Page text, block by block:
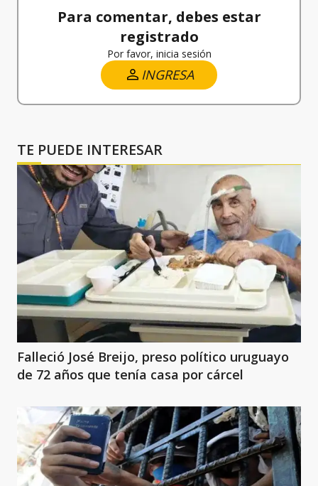
Para comentar, debes estar
registrado
Por favor, inicia sesión
INGRESA
TE PUEDE INTERESAR
Falleció José Breijo, preso político uruguayo
de 72 años que tenía casa por cárcel